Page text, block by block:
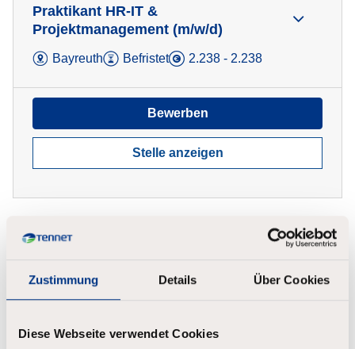
Zustimmung Details Über Cookies
Diese Webseite verwendet Cookies
Praktikant HR-IT &
Projektmanagement (m/w/d)
Bayreuth Befristet 2.238 - 2.238
Bewerben
Stelle anzeigen
Energietechnik und Erneuerbare
Energien (m/w/d) -